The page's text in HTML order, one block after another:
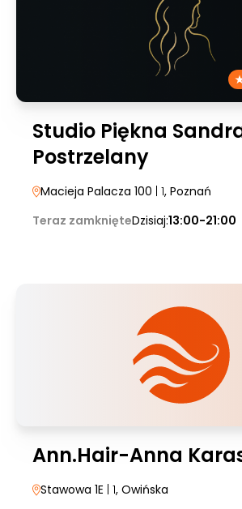
Studio Piękna
Postrzelany
Macieja Palacza 100 | 1, Poznań
Teraz zamknięteDzisiaj:13:00-21:00
Ann.Hair-Anna
Stawowa 1E | 1, Owińska